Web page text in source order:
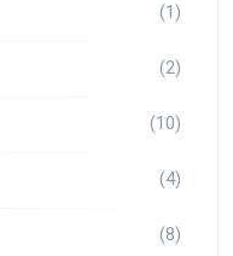
(1)
(2)
(10)
(4)
(8)